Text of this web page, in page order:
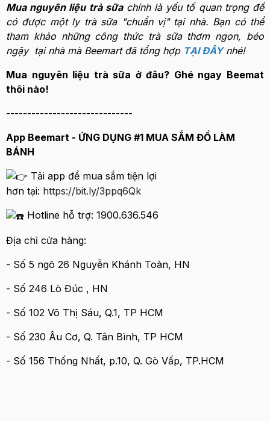
Mua nguyên liệu trà sữachính là yếu tố quan trọng để
có được một ly trà sữa "chuẩn vị" tại nhà. Bạn có thể
tham khảo những công thức trà sữa thơm ngon, béo
ngậy tại nhà mà Beemart đã tổng hợp TẠI ĐÂYnhé!
Mua nguyên liệu trà sữa ở đâu? Ghé ngay Beemat
thôi nào!
------------------------------
App Beemart - ỨNG DỤNG #1 MUA SẮM ĐỒ LÀM
BÁNH
Tải app để mua sắm tiện lợi
hơn tại: https://bit.ly/3ppq6Qk
Hotline hỗ trợ: 1900.636.546
Địa chỉ cửa hàng:
- Số 5 ngõ 26 Nguyễn Khánh Toàn, HN
- Số 246 Lò Đúc , HN
- Số 102 Võ Thị Sáu, Q.1, TP HCM
- Số 230 Âu Cơ, Q. Tân Bình, TP HCM
- Số 156 Thống Nhất, p.10, Q. Gò Vấp, TP.HCM